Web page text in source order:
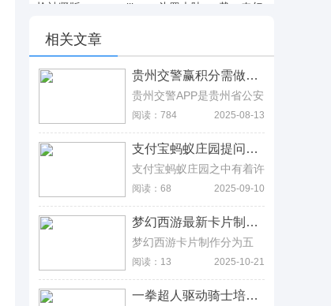
相关文章
贵州交警赢积分需做什么，先通过人脸识别，防止非法中介代替答题 贵州交警赢积分需做什么，先通过人脸识别，防止非法中介代替答题
贵州交警APP是贵州省公安
厅交通管理局为群众提供的
便民服务平台，小面小编教
赢积分。
阅读：784 2025-08-13
支付宝蚂蚁庄园提问月球属于什么星，答案是卫星 支付宝蚂蚁庄园提问月球属于什么星，答案是卫星
支付宝蚂蚁庄园之中有着许
多活动可供玩家们获取奖励
道具，那么今天的问题月球
你走进答案了解一下吧。
阅读：68 2025-09-10
梦幻西游最新卡片制作表，五种基础变身卡制作指南 梦幻西游最新卡片制作表，五种基础变身卡制作指南
梦幻西游卡片制作分为五
种，分别是古代瑞兽变身
卡、雷鸟人变身卡、蝴蝶仙
山老妖变身卡，而制作过程
阅读：13 2025-10-21
一拳超人驱动骑士培养指南，技能机制与三大实战阵容推荐 一拳超人驱动骑士培养指南，技能机制与三大实战阵容推荐